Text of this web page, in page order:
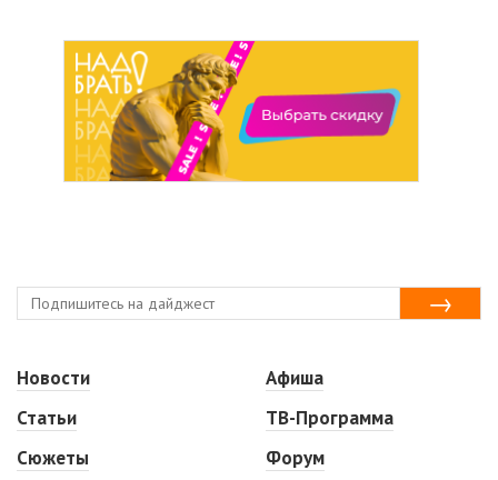
Новости
Статьи
Сюжеты
Афиша
ТВ-Программа
Форум